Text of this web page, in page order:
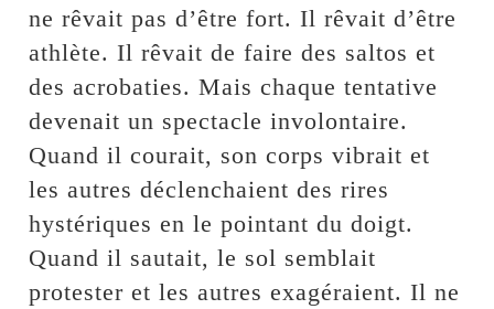
ne rêvait pas d’être fort. Il rêvait d’être
athlète. Il rêvait de faire des saltos et
des acrobaties. Mais chaque tentative
devenait un spectacle involontaire.
Quand il courait, son corps vibrait et
les autres déclenchaient des rires
hystériques en le pointant du doigt.
Quand il sautait, le sol semblait
protester et les autres exagéraient. Il ne